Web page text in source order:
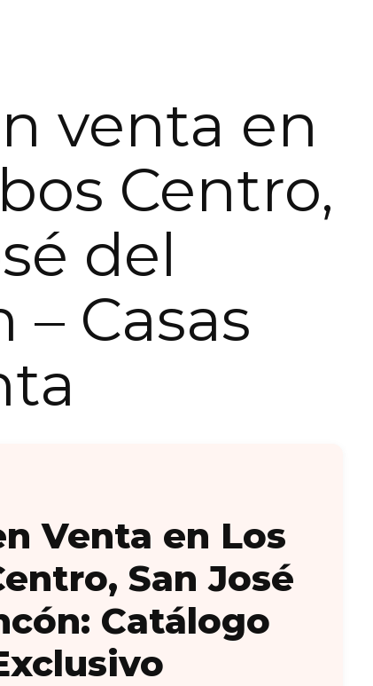
venta en
Centro,
del
– Casas
Venta en Los
San José
Catálogo